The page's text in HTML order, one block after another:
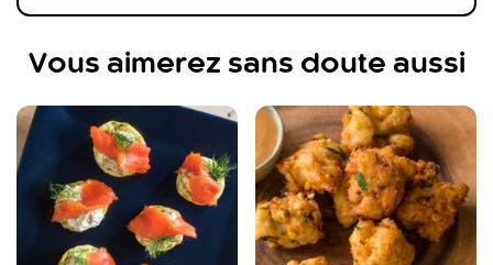
Vous aimerez sans doute aussi